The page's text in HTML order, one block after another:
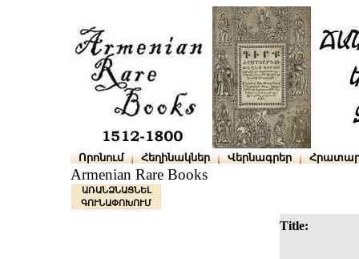
Որոնում Հեղինակներ Վերնագրեր
Armenian Rare Books
ԱՌԱՆՁՆԱՑՆԵԼ
ԳՈՒՆԱՓՈԽՈՒՄ
Title: